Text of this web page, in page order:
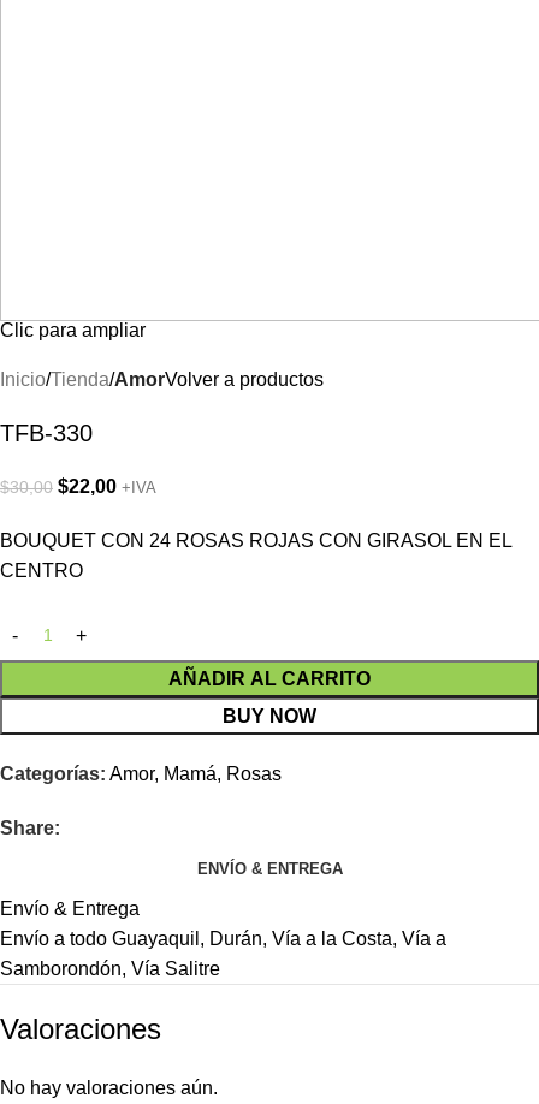
Clic para ampliar
Inicio Tienda AmorVolver a productos
TFB-330
$30,00 $22,00 +IVA
BOUQUET CON 24 ROSAS ROJAS CON GIRASOL EN EL
CENTRO
AÑADIR AL CARRITO
BUY NOW
Categorías: Amor, Mamá, Rosas
Share:
ENVÍO & ENTREGA
Envío & Entrega
Envío a todo Guayaquil, Durán, Vía a la Costa, Vía a
Samborondón, Vía Salitre
Valoraciones
No hay valoraciones aún.